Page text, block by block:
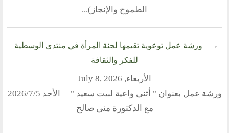
اتصل بنا
أرسل لنا
ارسل مقالآ
إنجليزية
الطموح والإنجاز)...
ورشة عمل توعوية تقيمها لجنة المرأة في منتدى الوسطية
للفكر والثقافة
الأربعاء, July 8, 2026
ورشة عمل بعنوان " أثنى واعية لبيت سعيد " الأحد 5‏/7‏/2026
مع الدكتورة منى صالح